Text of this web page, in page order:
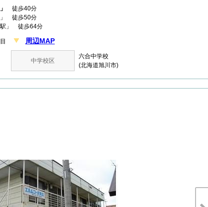
徒歩40分
」 徒歩50分
駅」 徒歩64分
目 周辺MAP
中学校区
六合中学校
(北海道旭川市)